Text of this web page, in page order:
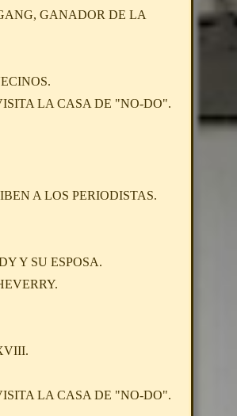
GANADOR DE LA
LA CASA DE "NO-DO".
A LOS PERIODISTAS.
Y SU ESPOSA.
LA CASA DE "NO-DO".